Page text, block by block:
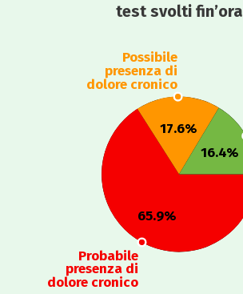
test svolti fin’ora
Probabile
presenza di
dolore cronico
65.9%
Possibile
presenza di
dolore cronico
17.6%
16.4%